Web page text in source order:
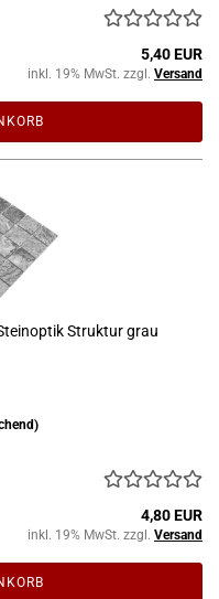
5,40 EUR
inkl. 19% MwSt. zzgl. Versand
Struktur grau
4,80 EUR
inkl. 19% MwSt. zzgl. Versand